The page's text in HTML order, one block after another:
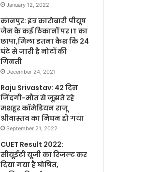
January 12, 2022
कानपुर: इत्र कारोबारी पीयूष
जैन के कई ठिकानों पर IT का
छापा,मिला इतना कैश कि 24
घंटे से जारी है नोटों की
गिनती
December 24, 2021
Raju Srivastav: 42 दिन
जिंदगी-मौत से जूझते रहे
मशहूर कॉमेडियन राजू
श्रीवास्तव का निधन हो गया
September 21, 2022
CUET Result 2022:
सीयूईटी यूजी का रिजल्ट कर
दिया गया है घोषित,